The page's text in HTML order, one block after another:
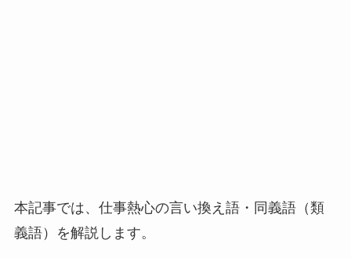
本記事では、仕事熱心の言い換え語・同義語（類
義語）を解説します。